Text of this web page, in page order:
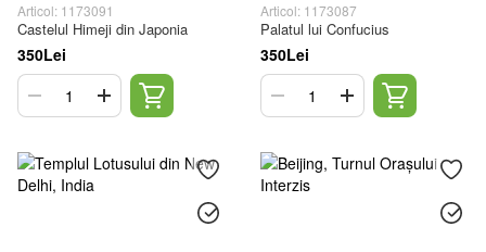
Articol: 1173091
Castelul Himeji din Japonia
350Lei
Articol: 1173087
Palatul lui Confucius
350Lei